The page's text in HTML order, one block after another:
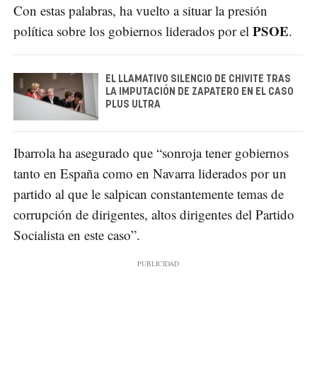
Con estas palabras, ha vuelto a situar la presión
política sobre los gobiernos liderados por el PSOE.
EL LLAMATIVO SILENCIO DE CHIVITE TRAS
LA IMPUTACIÓN DE ZAPATERO EN EL CASO
PLUS ULTRA
Ibarrola ha asegurado que “sonroja tener gobiernos
tanto en España como en Navarra liderados por un
partido al que le salpican constantemente temas de
corrupción de dirigentes, altos dirigentes del Partido
Socialista en este caso”.